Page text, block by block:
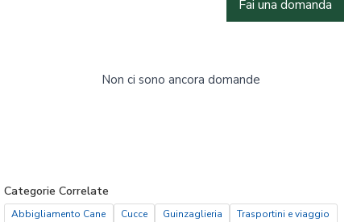
Fai una domanda
Non ci sono ancora domande
Categorie Correlate
Abbigliamento Cane Cucce Guinzaglieria
Trasportini e viaggio